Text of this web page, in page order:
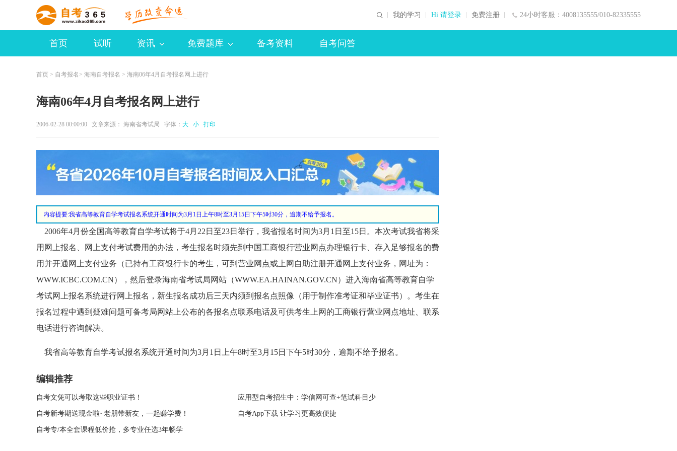
24小时客服：4008135555/010-82335555
我的学习 Hi 请登录 免费注册
首页 试听 资讯 免费题库 备考资料 自考问答
首页 > 自考报名 > 海南自考报名 > 海南06年4月自考报名网上进行
海南06年4月自考报名网上进行
2006-02-28 00:00:00 文章来源： 海南省考试局 字体： 大 小 打印
内容提要:我省高等教育自学考试报名系统开通时间为3月1日上午8时至3月15日下午5时30分，逾期不给予报名。
2006年4月份全国高等教育自学考试将于4月22日至23日举行，我省报名时间为3月1日至15日。本次考试我省将采
用网上报名、网上支付考试费用的办法，考生报名时须先到中国工商银行营业网点办理银行卡、存入足够报名的费
用并开通网上支付业务（已持有工商银行卡的考生，可到营业网点或上网自助注册开通网上支付业务，网址为：
WWW.ICBC.COM.CN），然后登录海南省考试局网站（WWW.EA.HAINAN.GOV.CN）进入海南省高等教育自学
考试网上报名系统进行网上报名，新生报名成功后三天内须到报名点照像（用于制作准考证和毕业证书）。考生在
报名过程中遇到疑难问题可备考局网站上公布的各报名点联系电话及可供考生上网的工商银行营业网点地址、联系
电话进行咨询解决。
我省高等教育自学考试报名系统开通时间为3月1日上午8时至3月15日下午5时30分，逾期不给予报名。
编辑推荐
自考文凭可以考取这些职业证书！ 应用型自考招生中：学信网可查+笔试科目少
自考新考期送现金啦~老朋带新友，一起赚学费！ 自考App下载 让学习更高效便捷
自考专/本全套课程低价抢，多专业任选3年畅学